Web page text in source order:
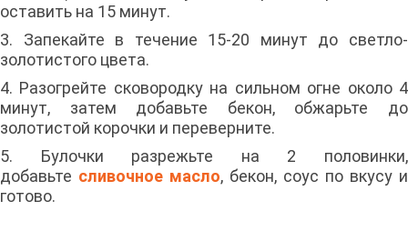
оставить на 15 минут.
3. Запекайте в течение 15-20 минут до светло-
золотистого цвета.
4. Разогрейте сковородку на сильном огне около 4
минут, затем добавьте бекон, обжарьте до
золотистой корочки и переверните.
5. Булочки разрежьте на 2 половинки,
добавьте сливочное масло, бекон, соус по вкусу и
готово.